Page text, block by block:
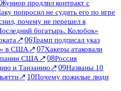
продлил контракт с
попросил не судить его по игре
почему не перешел в
богатырь. Колобок»
↗ 06Трамп подписал указ
в США↗ 07Хакеры атаковали
США↗ 08Россия
и Танзанию↗ 09Названы 10
↗ 10Почему пожилые люди